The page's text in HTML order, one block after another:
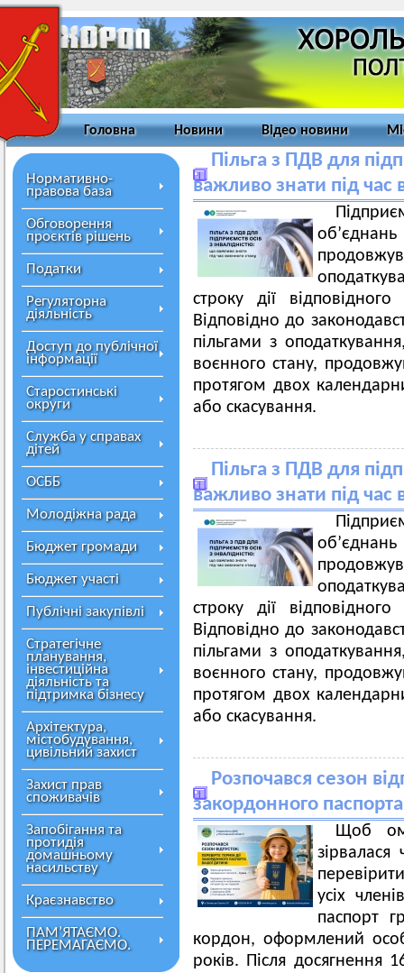
Головна Новини Відео новини
Нормативно-
правова база
Обговорення
проєктів рішень
Податки
Регуляторна
діяльність
Доступ до публічної
інформації
Старостинські
округи
Служба у справах
дітей
ОСББ
Молодіжна рада
Бюджет громади
Бюджет участі
Публічні закупівлі
Стратегічне
планування,
інвестиційна
діяльність та
підтримка бізнесу
Архітектура,
містобудування,
цивільний захист
Захист прав
споживачів
Запобігання та
протидія
домашньому
насильству
Краєзнавство
ПАМ’ЯТАЄМО.
ПЕРЕМАГАЄМО.
Пільга з ПДВ для
важливо знати під час
строку дії
Відповідно до
пільгами з
воєнного стану,
протягом двох
або скасування.
Пільга з ПДВ для
важливо знати під час
строку дії
Відповідно до
пільгами з
воєнного стану,
протягом двох
або скасування.
Розпочався сезон
закордонного
Щоб
усіх
паспорт
кордон, оформлений
років. Після досягнення